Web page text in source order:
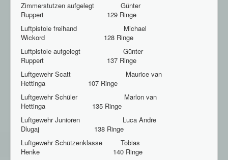
Zimmerstutzen aufgelegt Günter
Ruppert 129 Ringe
Luftpistole freihand Michael
Wickord 128 Ringe
Luftpistole aufgelegt Günter
Ruppert 137 Ringe
Luftgewehr Scatt Maurice van
Hettinga 107 Ringe
Luftgewehr Schüler Marlon van
Hettinga 135 Ringe
Luftgewehr Junioren Luca Andre
Dlugaj 138 Ringe
Luftgewehr Schützenklasse Tobias
Henke 140 Ringe